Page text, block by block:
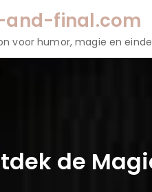
final.com
voor humor, magie en
de